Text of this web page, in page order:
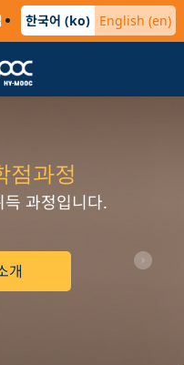
한국어 (ko) English (en)
점과정
과정입니다.
개 Next